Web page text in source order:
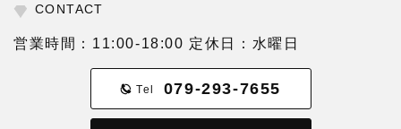
CONTACT
営業時間：11:00-18:00 定休日：水曜日
Tel 079-293-7655